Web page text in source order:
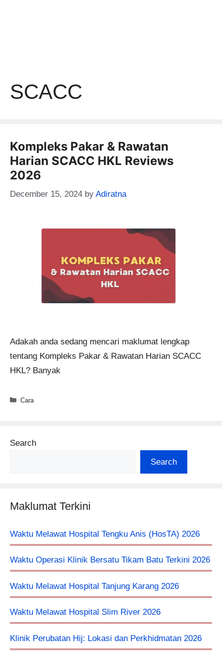
SCACC
Kompleks Pakar & Rawatan
Harian SCACC HKL Reviews
2026
December 15, 2024 by Adiratna
Adakah anda sedang mencari maklumat lengkap
tentang Kompleks Pakar & Rawatan Harian SCACC
HKL? Banyak
Categories
Cara
Search
Search
Maklumat Terkini
Waktu Melawat Hospital Tengku Anis (HosTA) 2026
Waktu Operasi Klinik Bersatu Tikam Batu Terkini 2026
Waktu Melawat Hospital Tanjung Karang 2026
Waktu Melawat Hospital Slim River 2026
Klinik Perubatan Hij: Lokasi dan Perkhidmatan 2026